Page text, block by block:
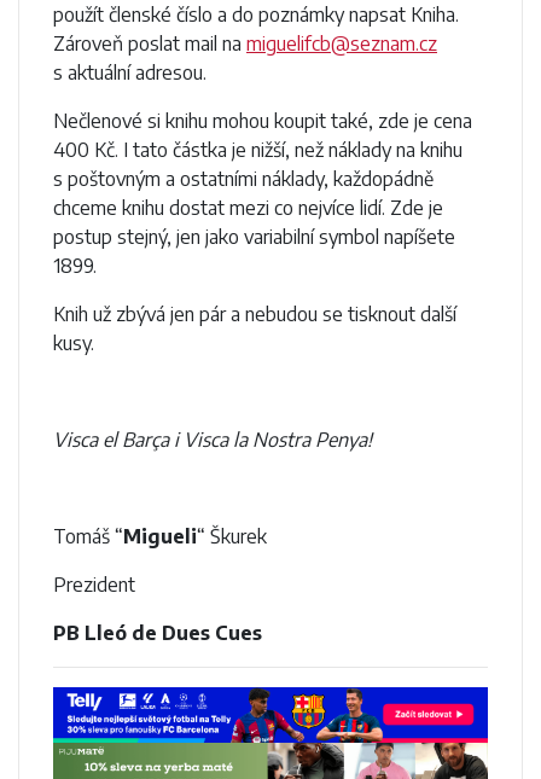
použít členské číslo a do poznámky napsat Kniha.
Zároveň poslat mail na miguelifcb@seznam.cz
s aktuální adresou.
Nečlenové si knihu mohou koupit také, zde je cena
400 Kč. I tato částka je nižší, než náklady na knihu
s poštovným a ostatními náklady, každopádně
chceme knihu dostat mezi co nejvíce lidí. Zde je
postup stejný, jen jako variabilní symbol napíšete
1899.
Knih už zbývá jen pár a nebudou se tisknout další
kusy.
Visca el Barça i Visca la Nostra Penya!
Tomáš “Migueli“ Škurek
Prezident
PB Lleó de Dues Cues